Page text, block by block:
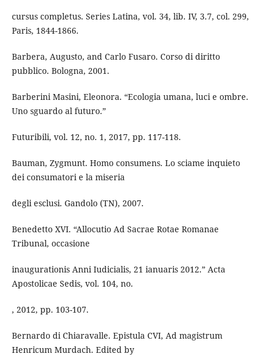
cursus completus. Series Latina, vol. 34, lib. IV, 3.7, col. 299,
Paris, 1844-1866.
Barbera, Augusto, and Carlo Fusaro. Corso di diritto
pubblico. Bologna, 2001.
Barberini Masini, Eleonora. “Ecologia umana, luci e ombre.
Uno sguardo al futuro.”
Futuribili, vol. 12, no. 1, 2017, pp. 117-118.
Bauman, Zygmunt. Homo consumens. Lo sciame inquieto
dei consumatori e la miseria
degli esclusi. Gandolo (TN), 2007.
Benedetto XVI. “Allocutio Ad Sacrae Rotae Romanae
Tribunal, occasione
inaugurationis Anni Iudicialis, 21 ianuaris 2012.” Acta
Apostolicae Sedis, vol. 104, no.
, 2012, pp. 103-107.
Bernardo di Chiaravalle. Epistula CVI, Ad magistrum
Henricum Murdach. Edited by